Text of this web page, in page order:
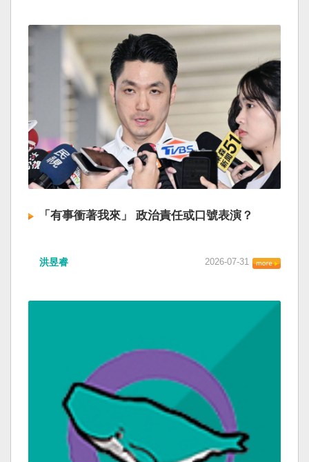
「有事衝著我來」 政治責任或口號表演？
洪昱睿 2026-07-31